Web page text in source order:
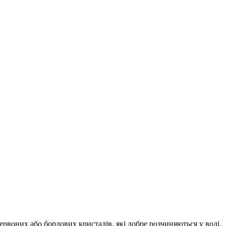
або бордових кристалів, які добре розчиняються у воді,